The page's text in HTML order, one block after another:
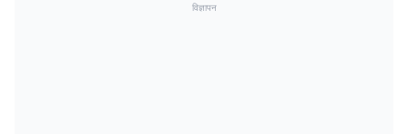
विज्ञापन